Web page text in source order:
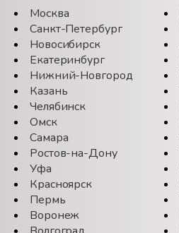
Москва
Санкт-Петербург
Новосибирск
Екатеринбург
Нижний-Новгород
Казань
Челябинск
Омск
Самара
Ростов-на-Дону
Уфа
Красноярск
Пермь
Воронеж